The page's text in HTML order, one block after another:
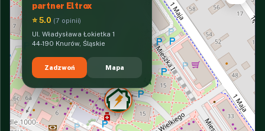
partner Eltrox
⭐ 5.0 (7 opinii)
Ul. Władysława Łokietka 1
44-190 Knurów, Śląskie
Zadzwoń Mapa